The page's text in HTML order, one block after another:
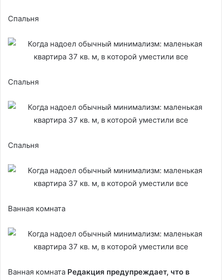
Спальня
Спальня
Спальня
Ванная комната
Ванная комната Редакция предупреждает, что в